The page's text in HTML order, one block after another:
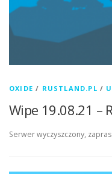
OXIDE / RUSTLAND.PL /
Wipe 19.08.21 –
Serwer wyczyszczony,